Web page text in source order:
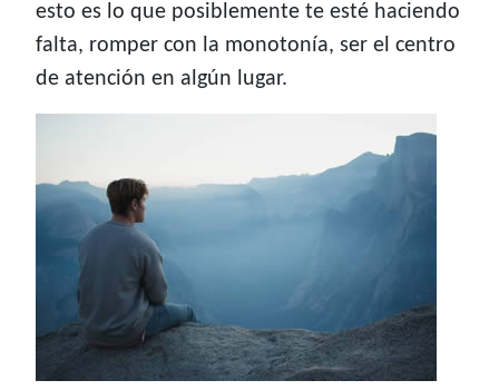
esto es lo que posiblemente te esté haciendo
falta, romper con la monotonía, ser el centro
de atención en algún lugar.